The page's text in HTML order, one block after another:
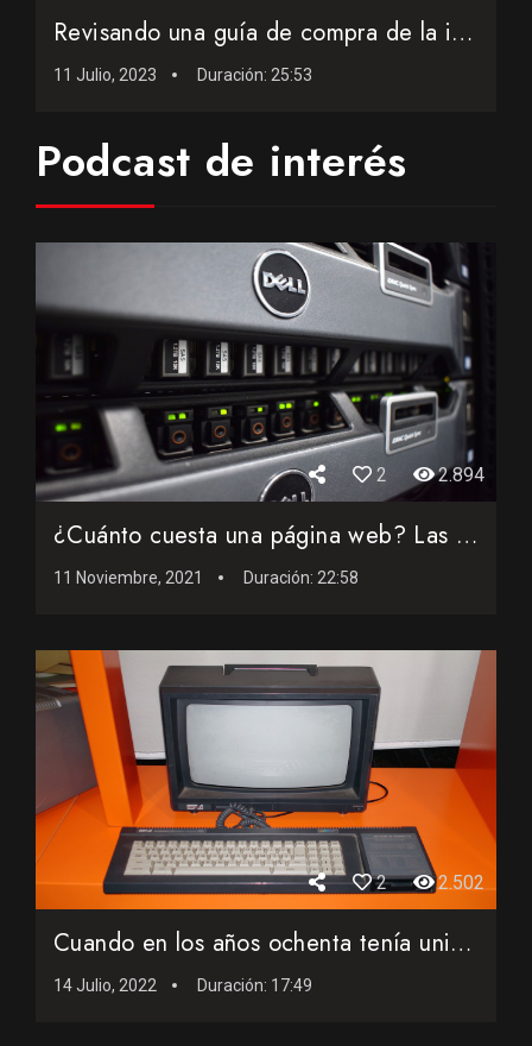
Revisando una guía de compra de la informática personal de...
11 Julio, 2023 Duración: 25:53
Podcast de interés
2 2.894
¿Cuánto cuesta una página web? Las claves para subir tu w...
11 Noviembre, 2021 Duración: 22:58
2 2.502
Cuando en los años ochenta tenía unidad de disco y utiliza...
14 Julio, 2022 Duración: 17:49